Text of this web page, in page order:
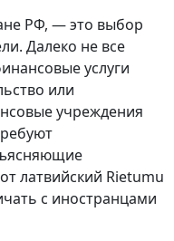
РФ, — это выбор
Далеко не все
услуги
или
учреждения
латвийский Rietumu
с иностранцами